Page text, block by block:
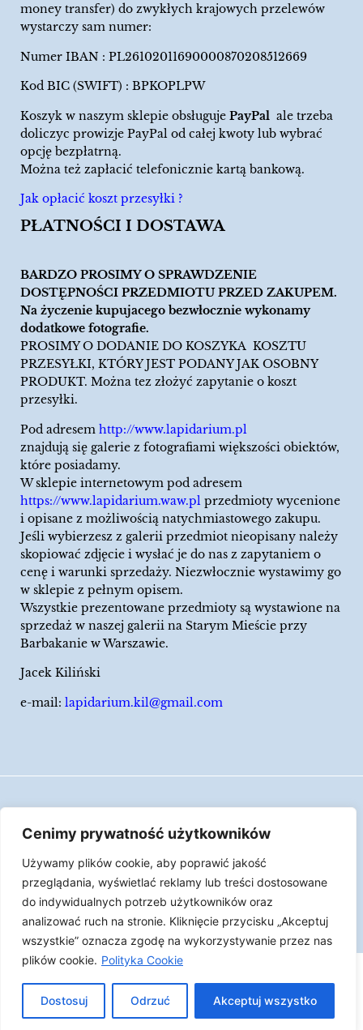
Cenimy prywatność użytkowników
Używamy plików cookie, aby poprawić jakość
przeglądania, wyświetlać reklamy lub treści dostosowane
do indywidualnych potrzeb użytkowników oraz
analizować ruch na stronie. Kliknięcie przycisku „Akceptuj
wszystkie” oznacza zgodę na wykorzystywanie przez nas
plików cookie. Polityka Cookie
Dostosuj Odrzuć Akceptuj wszystko
money transfer) do zwykłych krajowych przelewów
wystarczy sam numer:
Numer IBAN : PL26102011690000870208512669
Kod BIC (SWIFT) : BPKOPLPW
Koszyk w naszym sklepie obsługuje PayPal ale trzeba
doliczyc prowizje PayPal od całej kwoty lub wybrać
opcję bezpłatrną.
Można też zapłacić telefonicznie kartą bankową.
Jak opłacić koszt przesyłki ?
PŁATNOŚCI I DOSTAWA
BARDZO PROSIMY O SPRAWDZENIE
DOSTĘPNOŚCI PRZEDMIOTU PRZED ZAKUPEM.
Na życzenie kupujacego bezwłocznie wykonamy
dodatkowe fotografie.
PROSIMY O DODANIE DO KOSZYKA KOSZTU
PRZESYŁKI, KTÓRY JEST PODANY JAK OSOBNY
PRODUKT. Można tez złożyć zapytanie o koszt
przesyłki.
Pod adresem http://www.lapidarium.pl
znajdują się galerie z fotografiami większości obiektów,
które posiadamy.
W sklepie internetowym pod adresem
https://www.lapidarium.waw.pl przedmioty wycenione
i opisane z możliwością natychmiastowego zakupu.
Jeśli wybierzesz z galerii przedmiot nieopisany należy
skopiować zdjęcie i wysłać je do nas z zapytaniem o
cenę i warunki sprzedaży. Niezwłocznie wystawimy go
w sklepie z pełnym opisem.
Wszystkie prezentowane przedmioty są wystawione na
sprzedaż w naszej galerii na Starym Mieście przy
Barbakanie w Warszawie.
Jacek Kiliński
e-mail: lapidarium.kil@gmail.com
Polityka Cookies
LAPIDARIUM Jacka Kilińskiego | Człowiek jest
epizodem w życiu przedmiotów.
Made with ♥︎ by Skydoo